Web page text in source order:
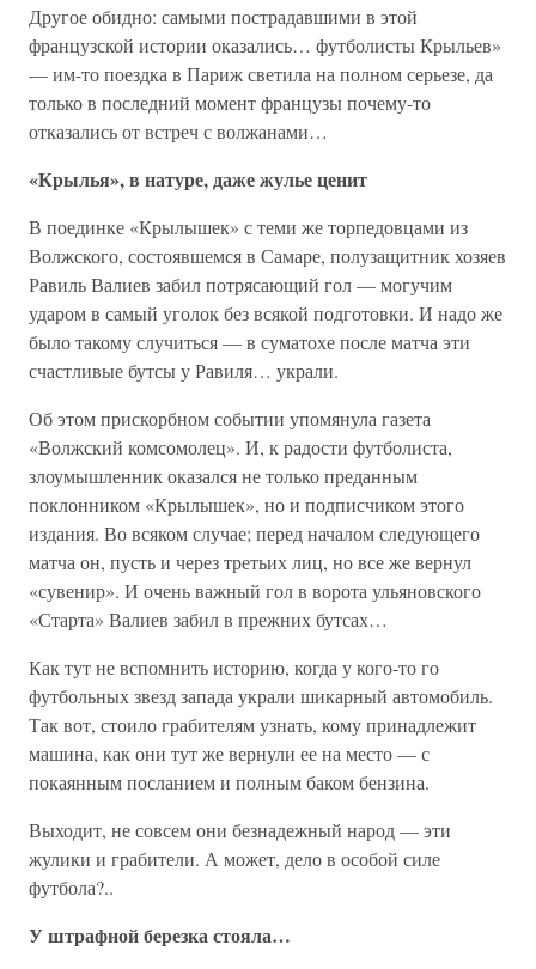
Другое обидно: самыми пострадавшими в этой
французской истории оказались… футболисты Крыльев»
— им-то поездка в Париж светила на полном серьезе, да
только в последний момент французы почему-то
отказались от встреч с волжанами…
«Крылья», в натуре, даже жулье ценит
В поединке «Крылышек» с теми же торпедовцами из
Волжского, состоявшемся в Самаре, полузащитник хозяев
Равиль Валиев забил потрясающий гол — могучим
ударом в самый уголок без всякой подготовки. И надо же
было такому случиться — в суматохе после матча эти
счастливые бутсы у Равиля… украли.
Об этом прискорбном событии упомянула газета
«Волжский комсомолец». И, к радости футболиста,
злоумышленник оказался не только преданным
поклонником «Крылышек», но и подписчиком этого
издания. Во всяком случае; перед началом следующего
матча он, пусть и через третьих лиц, но все же вернул
«сувенир». И очень важный гол в ворота ульяновского
«Старта» Валиев забил в прежних бутсах…
Как тут не вспомнить историю, когда у кого-то го
футбольных звезд запада украли шикарный автомобиль.
Так вот, стоило грабителям узнать, кому принадлежит
машина, как они тут же вернули ее на место — с
покаянным посланием и полным баком бензина.
Выходит, не совсем они безнадежный народ — эти
жулики и грабители. А может, дело в особой силе
футбола?..
У штрафной березка стояла…